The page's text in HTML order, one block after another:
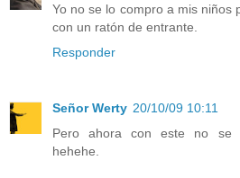
Yo no se lo compro a mis niños
con un ratón de entrante.
Responder
Señor Werty 20/10/09 10:11
Pero ahora con este no se
hehehe.